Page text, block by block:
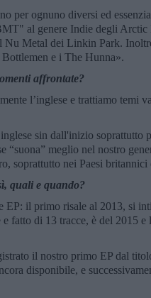
per ognuno diversi ed
al genere Indie degli
Metal dei Linkin Park.
e i The Hunna».
affrontate?
l’inglese e trattiamo temi
sin dall'inizio soprattutto
“suona” meglio nel nostro
soprattutto nei Paesi britannici
quali e quando?
EP: il primo risale al 2013, si
fatto di 13 tracce, è del 2015 e
il nostro primo EP dal
disponibile, e